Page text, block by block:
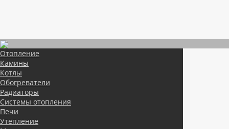
Отопление
Камины
Котлы
Обогреватели
Радиаторы
Системы отопления
Печи
Утепление